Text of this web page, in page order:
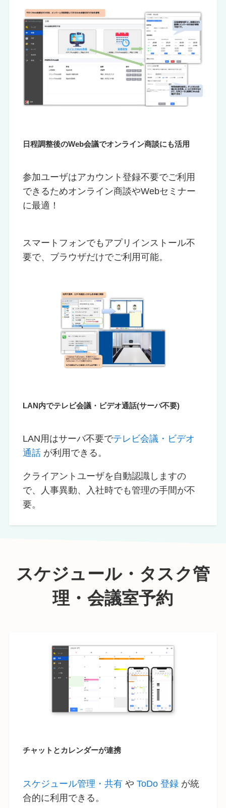
日程調整後のWeb会議でオンライン商談にも活用
参加ユーザはアカウント登録不要でご利用
できるためオンライン商談やWebセミナー
に最適！
スマートフォンでもアプリインストール不
要で、ブラウザだけでご利用可能。
LAN内でテレビ会議・ビデオ通話(サーバ不要)
LAN用はサーバ不要でテレビ会議・ビデオ
通話が利用できる。
クライアントユーザを自動認識しますの
で、人事異動、入社時でも管理の手間が不
要。
スケジュール・タスク管
理・会議室予約
チャットとカレンダーが連携
スケジュール管理・共有や ToDo 登録が統
合的に利用できる。